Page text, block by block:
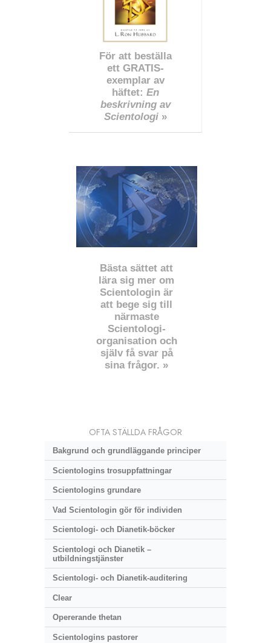
För att beställa
ett GRATIS-
exemplar av
häftet: En
beskrivning av
Scientologi»
Bästa sättet att
lära sig mer om
Scientologin är
att bege sig till
närmaste
Scientologi-
organisation och
själv få svar på
sina frågor. »
OFTA STÄLLDA FRÅGOR
Bakgrund och grundläggande principer
Scientologins trosuppfattningar
Scientologins grundare
Vad Scientologin gör för individen
Scientologi- och Dianetik-böcker
Scientologi och Dianetik –
utbildningstjänster
Scientologi- och Dianetik-auditering
Clear
Opererande thetan
Scientologins pastorer